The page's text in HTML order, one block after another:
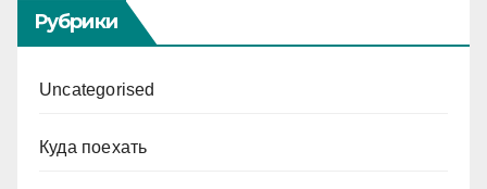
Рубрики
Uncategorised
Куда поехать